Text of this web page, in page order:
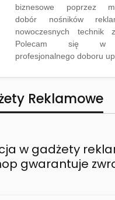
biznesowe poprzez
dobór nośników
nowoczesnych technik
Polecam się w
profesjonalnego doboru
Reklamowe
w gadżety
gwarantuje